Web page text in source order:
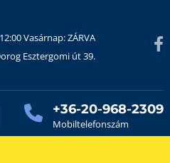
Vasárnap: ZÁRVA
Esztergomi út 39.
+36-20-968-2309
Mobiltelefonszám